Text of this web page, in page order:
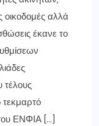
οικοδομές αλλά
έκανε το
τέλους
τεκμαρτό
ΕΝΦΙΑ […]